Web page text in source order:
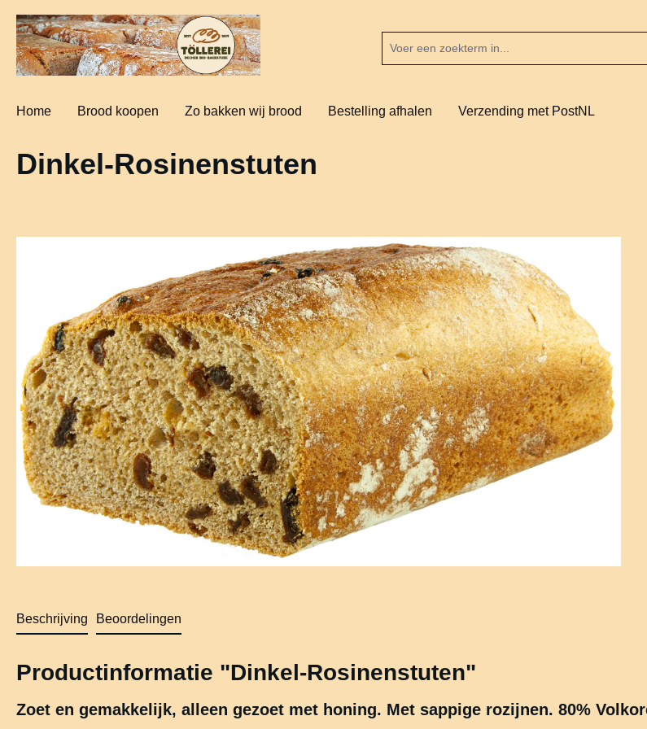
Ga naar de hoofdnavigatie
Home Brood koopen Zo bakken wij brood Bestelling afhalen Verzending met PostNL
Dinkel-Rosinenstuten
Afbeeldingengalerij overslaan
Beschrijving Beoordelingen
Productinformatie "Dinkel-Rosinenstuten"
Zoet en gemakkelijk, alleen gezoet met honing. Met sappige rozijnen. 80%